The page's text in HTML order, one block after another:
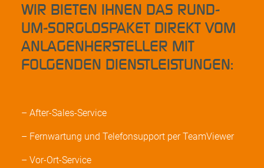
WIR BIETEN IHNEN DAS RUND-
UM-SORGLOSPAKET DIREKT VOM
ANLAGENHERSTELLER MIT
FOLGENDEN DIENSTLEISTUNGEN:
– After-Sales-Service
– Fernwartung und Telefonsupport per TeamViewer
– Vor-Ort-Service